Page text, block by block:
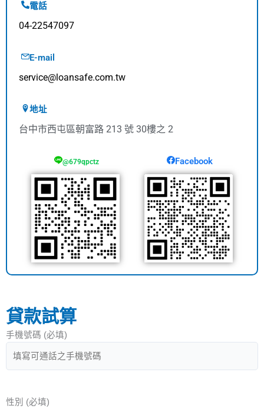
電話
04-22547097
E-mail
service@loansafe.com.tw
地址
台中市西屯區朝富路 213 號 30樓之 2
@679qpctz Facebook
貸款試算
手機號碼 (必填)
性別 (必填)